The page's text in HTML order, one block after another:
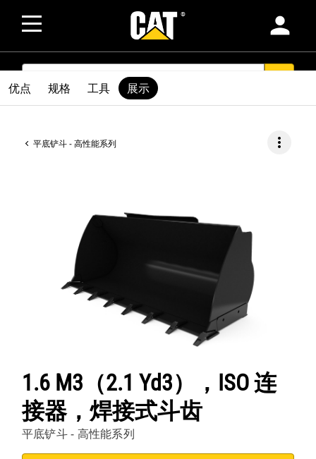
person
SEARCH
平底铲斗 - 高性能系列 more_vert
1.6 M3（2.1 Yd3），ISO 连
接器，焊接式斗齿
平底铲斗 - 高性能系列
优点 规格 工具 展示